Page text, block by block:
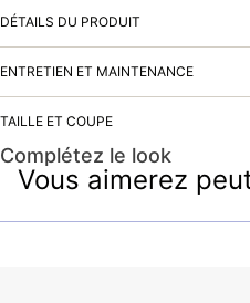
DÉTAILS DU PRODUIT
ENTRETIEN ET MAINTENANCE
TAILLE ET COUPE
Complétez le look
Vous aimerez